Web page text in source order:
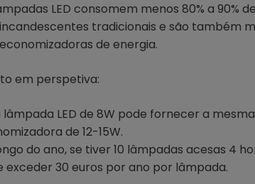
LED consomem menos 80% a 90%
tradicionais e são também
de energia.
em perspetiva:
lâmpada LED de 8W pode fornecer a
de 12-15W.
do ano, se tiver 10 lâmpadas acesas 4
exceder 30 euros por ano por lâmpada.